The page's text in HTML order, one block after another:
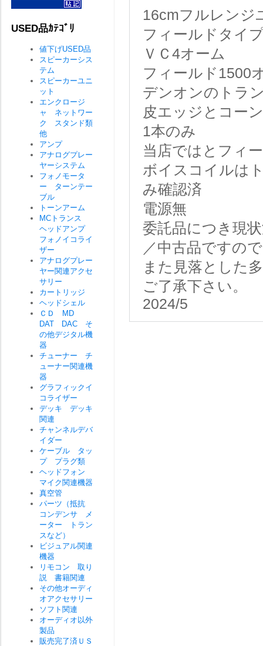
16cmフルレンジ
フィールドタイ
ＶＣ4オーム
フィールド1500
デンオンのトラ
皮エッジとコー
1本のみ
当店ではとフィ
ボイスコイルは
み確認済
電源無
委託品につき現
／中古品ですの
また見落とした
ご了承下さい。
2024/5
USED品ｶﾃｺﾞﾘ
値下げUSED品
スピーカーシス
テム
スピーカーユニ
ット
エンクロージ
ャ ネットワー
ク スタンド類
他
アンプ
アナログプレー
ヤーシステム
フォノモータ
ー ターンテー
ブル
トーンアーム
MCトランス
ヘッドアンプ
フォノイコライ
ザー
アナログプレー
ヤー関連アクセ
サリー
カートリッジ
ヘッドシェル
ＣＤ MD
DAT DAC そ
の他デジタル機
器
チューナー チ
ューナー関連機
器
グラフィックイ
コライザー
デッキ デッキ
関連
チャンネルデバ
イダー
ケーブル タッ
プ プラグ類
ヘッドフォン
マイク関連機器
真空管
パーツ（抵抗
コンデンサ メ
ーター トラン
スなど）
ビジュアル関連
機器
リモコン 取り
説 書籍関連
その他オーディ
オアクセサリー
ソフト関連
オーディオ以外
製品
販売完了済ＵＳ